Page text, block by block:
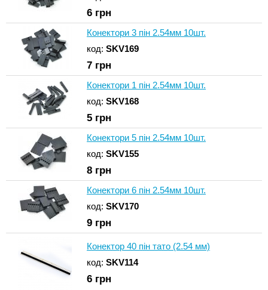
6 грн
Конектори 3 пін 2.54мм 10шт.
код: SKV169
7 грн
Конектори 1 пін 2.54мм 10шт.
код: SKV168
5 грн
Конектори 5 пін 2.54мм 10шт.
код: SKV155
8 грн
Конектори 6 пін 2.54мм 10шт.
код: SKV170
9 грн
Конектор 40 пін тато (2.54 мм)
код: SKV114
6 грн